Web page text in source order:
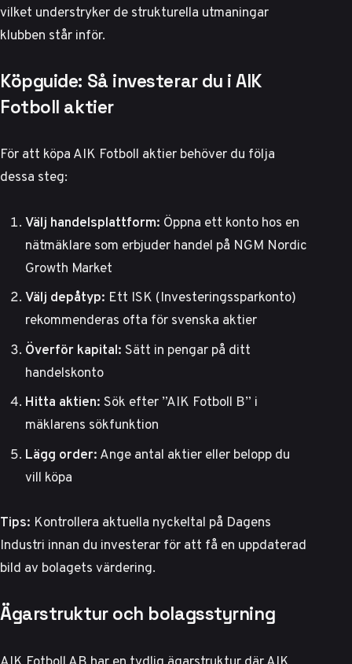
vilket understryker de strukturella utmaningar
klubben står inför.
Köpguide: Så investerar du i AIK
Fotboll aktier
För att köpa AIK Fotboll aktier behöver du följa
dessa steg:
Välj handelsplattform: Öppna ett konto hos en
nätmäklare som erbjuder handel på NGM Nordic
Growth Market
Välj depåtyp: Ett ISK (Investeringssparkonto)
rekommenderas ofta för svenska aktier
Överför kapital:Sätt in pengar på ditt
handelskonto
Hitta aktien:Sök efter ”AIK Fotboll B” i
mäklarens sökfunktion
Lägg order:Ange antal aktier eller belopp du
vill köpa
Tips: Kontrollera aktuella nyckeltal på Dagens
Industri innan du investerar för att få en uppdaterad
bild av bolagets värdering.
Ägarstruktur och bolagsstyrning